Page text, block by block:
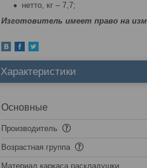
нетто, кг – 7,7;
Изготовитель имеет право на
Характеристики
Основные
Производитель
Возрастная группа
Материал каркаса раскладушки